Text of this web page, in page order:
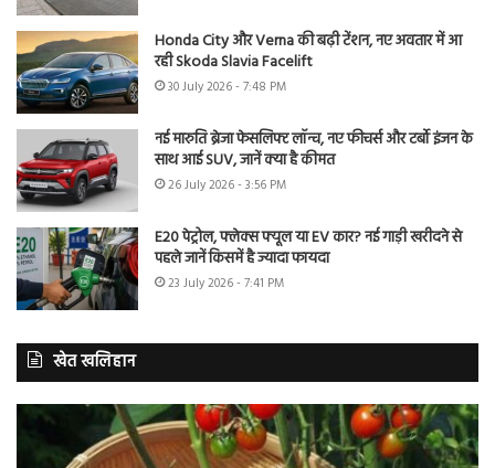
Honda City और Verna की बढ़ी टेंशन, नए अवतार में आ
रही Skoda Slavia Facelift
30 July 2026 - 7:48 PM
नई मारुति ब्रेजा फेसलिफ्ट लॉन्च, नए फीचर्स और टर्बो इंजन के
साथ आई SUV, जानें क्या है कीमत
26 July 2026 - 3:56 PM
E20 पेट्रोल, फ्लेक्स फ्यूल या EV कार? नई गाड़ी खरीदने से
पहले जानें किसमें है ज्यादा फायदा
23 July 2026 - 7:41 PM
खेत खलिहान